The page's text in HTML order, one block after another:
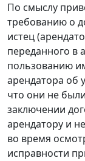
По смыслу
требованию о
истец
переданного в
пользованию
арендатора об
что они не
заключении
арендатору и
во время
исправности